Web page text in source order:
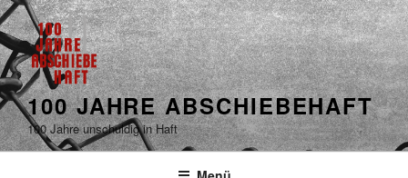
100 JAHRE ABSCHIEBEHAFT
100 Jahre unschuldig in Haft